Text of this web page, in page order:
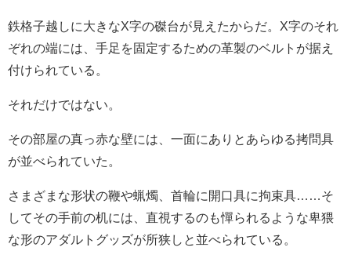
鉄格子越しに大きなX字の磔台が見えたからだ。X字のそれ
ぞれの端には、手足を固定するための革製のベルトが据え
付けられている。
それだけではない。
その部屋の真っ赤な壁には、一面にありとあらゆる拷問具
が並べられていた。
さまざまな形状の鞭や蝋燭、首輪に開口具に拘束具……そ
してその手前の机には、直視するのも憚られるような卑猥
な形のアダルトグッズが所狭しと並べられている。